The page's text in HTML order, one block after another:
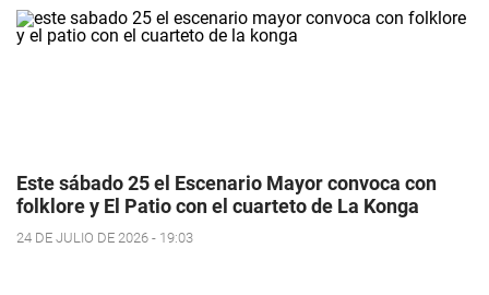
Este sábado 25 el Escenario Mayor convoca con
folklore y El Patio con el cuarteto de La Konga
24 DE JULIO DE 2026 - 19:03